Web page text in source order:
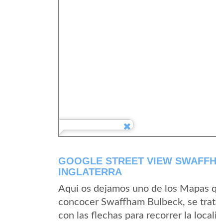
GOOGLE STREET VIEW
INGLATERRA
Aqui os dejamos uno de los Mapas
concocer Swaffham Bulbeck, se
con las flechas para recorrer la